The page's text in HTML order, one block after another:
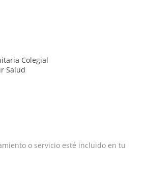
Colegial
Salud
o servicio esté incluido en tu